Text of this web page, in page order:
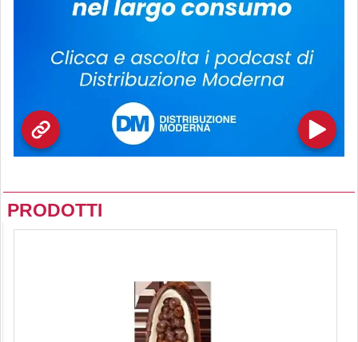
PRODOTTI